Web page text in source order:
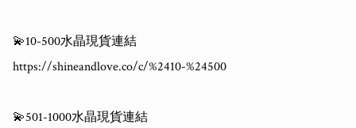
💫10-500水晶現貨連結
https://shineandlove.co/c/%2410-%24500
💫501-1000水晶現貨連結